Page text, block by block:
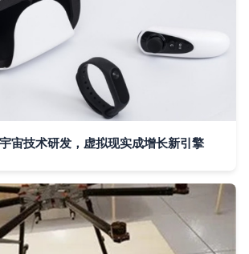
宙技术研发，虚拟现实成增长新引擎